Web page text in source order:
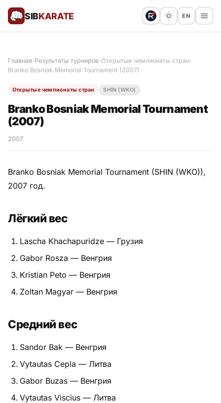
SIBKARATE EN
Результаты турниров
Мастера киокушинкай
Питание
Пояса
Терминология
Техника и ката
Травмы
Тренировочный процесс
Главная›Результаты турниров›Открытые чемпионаты стран›
Branko Bosniak Memorial Tournament (2007)
Открытые чемпионаты стран SHIN (WKO)
Branko Bosniak Memorial Tournament
(2007)
2007
Branko Bosniak Memorial Tournament (SHIN (WKO)),
2007 год.
Лёгкий вес
Lascha Khachapuridze — Грузия
Gabor Rosza — Венгрия
Kristian Peto — Венгрия
Zoltan Magyar — Венгрия
Средний вес
Sandor Bak — Венгрия
Vytautas Cepla — Литва
Gabor Buzas — Венгрия
Vytautas Viscius — Литва